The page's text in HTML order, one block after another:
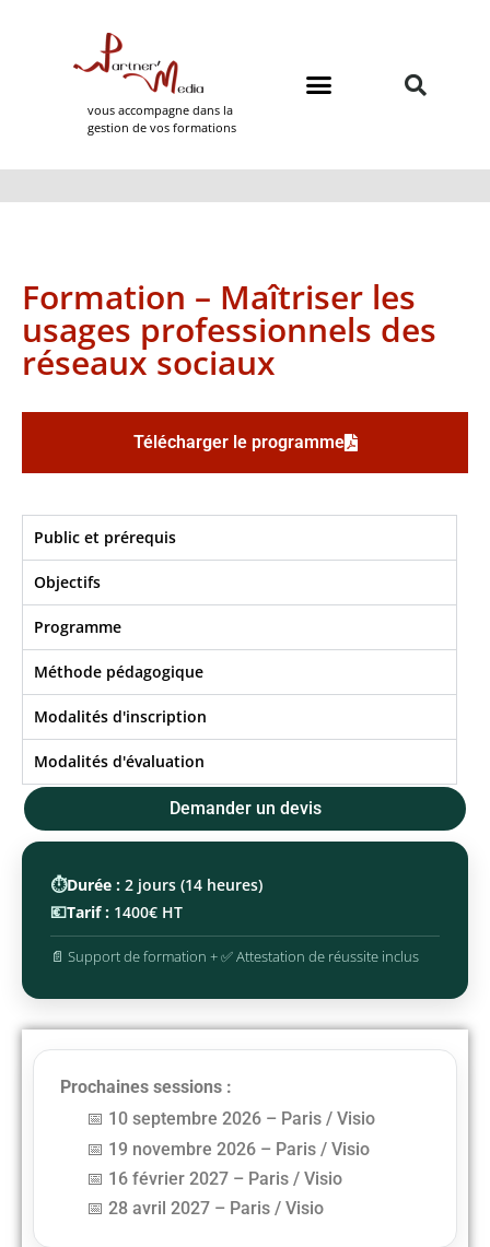
vous accompagne dans la
gestion de vos formations
Formation – Maîtriser les
usages professionnels des
réseaux sociaux
Télécharger le programme
Public et prérequis
Objectifs​
Programme
Méthode pédagogique
Modalités d'inscription
Modalités d'évaluation
Demander un devis
⏱️Durée : 2 jours (14 heures)
💶Tarif : 1400€ HT
📄 Support de formation + ✅ Attestation de réussite inclus
Prochaines sessions :
10 septembre 2026 – Paris / Visio
19 novembre 2026 – Paris / Visio
16 février 2027 – Paris / Visio
28 avril 2027 – Paris / Visio